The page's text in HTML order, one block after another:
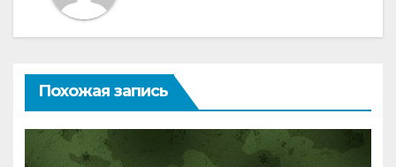
Похожая запись